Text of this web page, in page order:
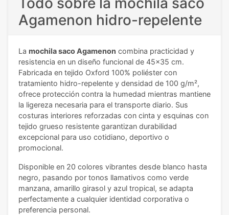
Agamenon hidro-repelente
La mochila saco Agamenon combina practicidad y
resistencia en un diseño funcional de 45x35 cm.
Fabricada en tejido Oxford 100% poliéster con
tratamiento hidro-repelente y densidad de 100 g/m²,
ofrece protección contra la humedad mientras mantiene
la ligereza necesaria para el transporte diario. Sus
costuras interiores reforzadas con cinta y esquinas con
tejido grueso resistente garantizan durabilidad
excepcional para uso cotidiano, deportivo o
promocional.
Disponible en 20 colores vibrantes desde blanco hasta
negro, pasando por tonos llamativos como verde
manzana, amarillo girasol y azul tropical, se adapta
perfectamente a cualquier identidad corporativa o
preferencia personal.